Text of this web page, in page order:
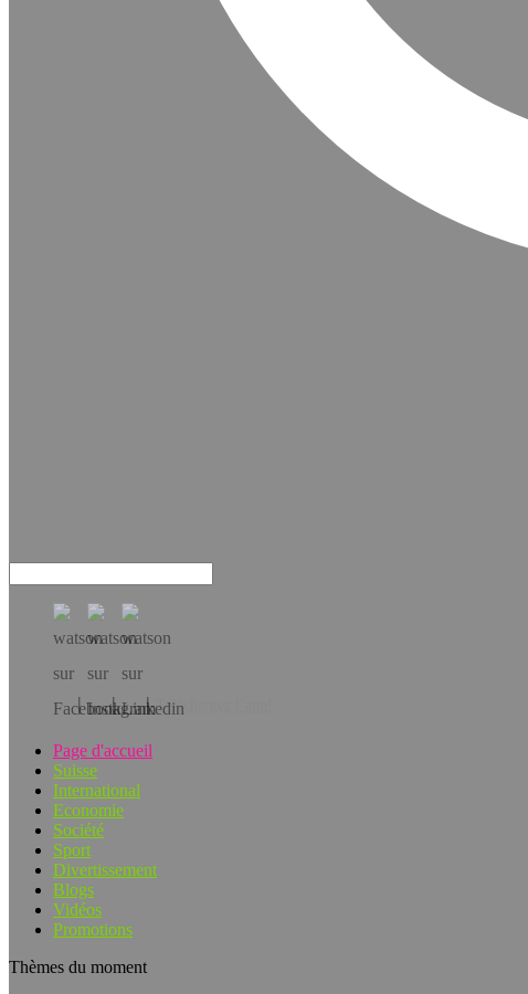
Téléchargez l’app!
Page d'accueil
Suisse
International
Economie
Société
Sport
Divertissement
Blogs
Vidéos
Promotions
Thèmes du moment